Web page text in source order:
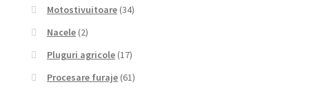
Motostivuitoare (34)
Nacele (2)
Pluguri agricole (17)
Procesare furaje (61)